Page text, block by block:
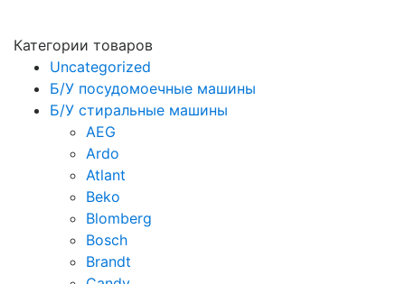
Категории товаров
Uncategorized
Б/У посудомоечные машины
Б/У стиральные машины
AEG
Ardo
Atlant
Beko
Blomberg
Bosch
Brandt